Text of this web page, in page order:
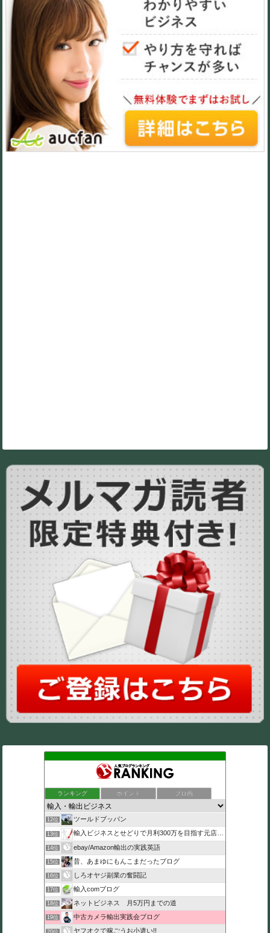
ランキング ポイント ブロ画
12位 ツールドブッパン
13位 輸入ビジネスとせどりで月利300万を目指す元店長のブログ
14位 ebay/Amazon輸出の実践英語
15位 昔、あまゆにもんこまだったブログ
16位 しろオヤジ副業の奮闘記
17位 輸入comブログ
18位 ネットビジネス 月5万円までの道
19位 中古カメラ輸出実践会ブログ
20位 ヤフオクで稼ごうお小遣い!!